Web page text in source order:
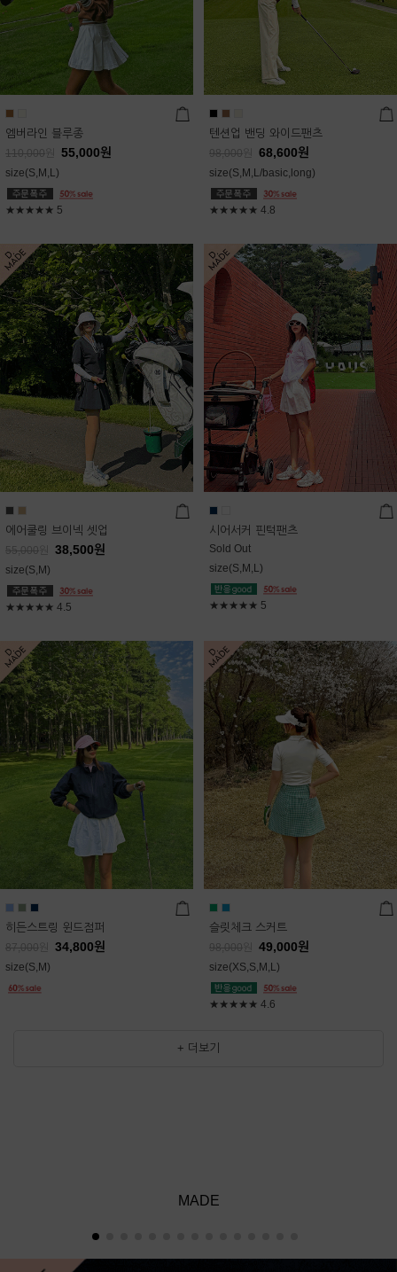
엠버라인 블루종
110,000 55,000원
size(S,M,L)
★★★★★ 5
텐션업 밴딩 와이드팬츠
98,000 68,600원
size(S,M,L/basic,long)
★★★★★ 4.8
에어쿨링 브이넥 셋업
55,000 38,500원
size(S,M)
★★★★★ 4.5
시어서커 핀턱팬츠
Sold Out
size(S,M,L)
★★★★★ 5
히든스트링 윈드점퍼
87,000 34,800원
size(S,M)
슬릿체크 스커트
98,000 49,000원
size(XS,S,M,L)
★★★★★ 4.6
+ 더보기
MADE